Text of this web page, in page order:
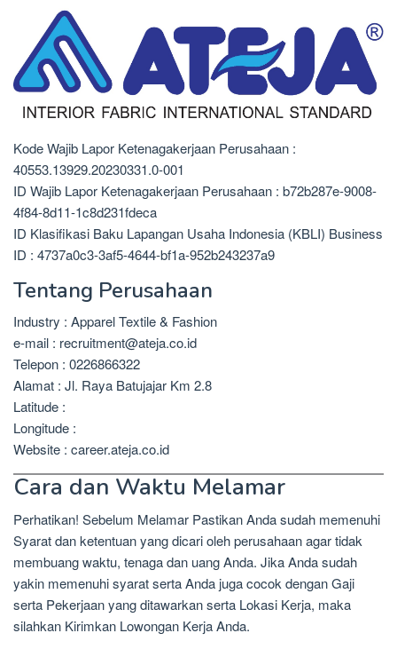
Kode Wajib Lapor Ketenagakerjaan Perusahaan :
40553.13929.20230331.0-001
ID Wajib Lapor Ketenagakerjaan Perusahaan : b72b287e-9008-
4f84-8d11-1c8d231fdeca
ID Klasifikasi Baku Lapangan Usaha Indonesia (KBLI) Business
ID : 4737a0c3-3af5-4644-bf1a-952b243237a9
Tentang Perusahaan
Industry : Apparel Textile & Fashion
e-mail : recruitment@ateja.co.id
Telepon : 0226866322
Alamat : Jl. Raya Batujajar Km 2.8
Latitude :
Longitude :
Website : career.ateja.co.id
Cara dan Waktu Melamar
Perhatikan! Sebelum Melamar Pastikan Anda sudah memenuhi
Syarat dan ketentuan yang dicari oleh perusahaan agar tidak
membuang waktu, tenaga dan uang Anda. Jika Anda sudah
yakin memenuhi syarat serta Anda juga cocok dengan Gaji
serta Pekerjaan yang ditawarkan serta Lokasi Kerja, maka
silahkan Kirimkan Lowongan Kerja Anda.